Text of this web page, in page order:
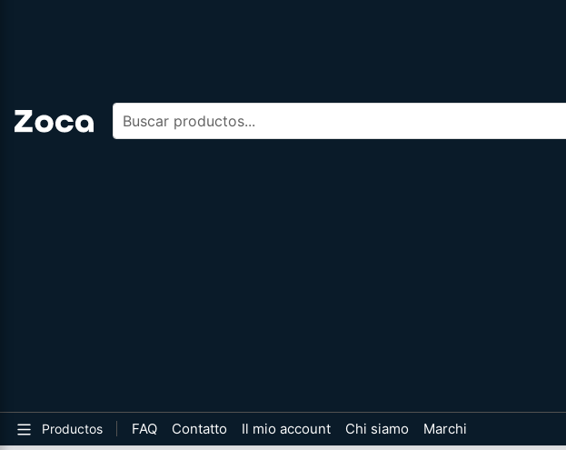
Buscar productos
Productos FAQ Contatto Il mio account Chi siamo Marchi